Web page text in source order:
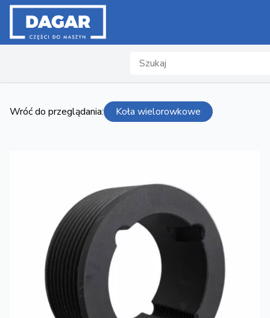
Search
Wróć do przeglądania: Koła wielorowkowe